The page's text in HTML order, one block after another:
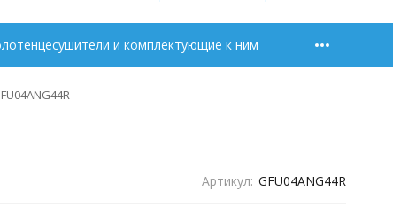
и комплектующие к ним
Артикул: GFU04ANG44R